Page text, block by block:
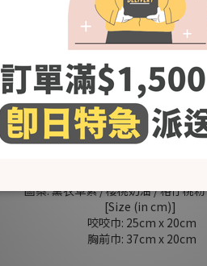
-Made in Korea-
提花)竹纖維&40%棉所製，柔軟的觸感
邊的圍巾裏面有一個環、可以插入安撫玩
高級魔術貼非常柔軟，避免傷害
胸前巾可放在前面或後面使用，保護
除嬰兒揹帶外，亦可使用在嬰兒車、
[Fabric]
圖案: 薰衣草紫 / 櫻桃奶油 / 格仔桃
[Size (in cm)]
咬咬巾: 25cm x 20cm
胸前巾: 37cm x 20cm